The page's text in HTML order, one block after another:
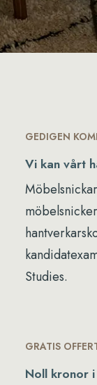
GRATIS
Noll kronor
GEDIGEN
Vi kan vårt
Studies.